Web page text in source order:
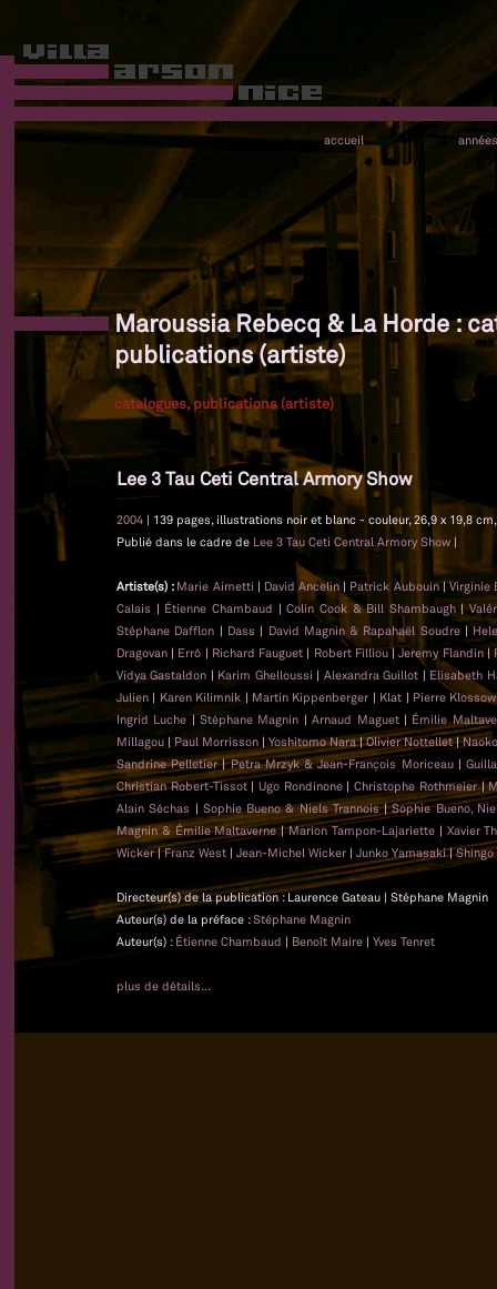
accueil années
Maroussia Rebecq & La Horde :
publications (artiste)
catalogues, publications (artiste)
Lee 3 Tau Ceti Central Armory Show
2004 | 139 pages, illustrations noir et blanc - couleur, 26,9 x 19,8
Publié dans le cadre de Lee 3 Tau Ceti Central Armory Show |
Artiste(s) : Marie Aimetti | David Ancelin| Patrick Aubouin|Virginie
Calais | Étienne Chambaud |Colin Cook & Bill Shambaugh|
Stéphane Dafflon | Dass | David Magnin & Rapahaël Soudre|
Dragovan | Erró | Richard Fauguet | Robert Filliou|Jeremy Flandin|
Vidya Gastaldon | Karim Ghelloussi | Alexandra Guillot | Elisabeth
Julien | Karen Kilimnik | Martin Kippenberger | Klat | Pierre
Ingrid Luche|Stéphane Magnin |Arnaud Maguet| Émilie
Millagou |Paul Morrisson | Yoshitomo Nara|Olivier Nottellet|
Sandrine Pelletier|Petra Mrzyk & Jean-François Moriceau|
Christian Robert-Tissot| Ugo Rondinone|Christophe Rothmeier|
Alain Séchas | Sophie Bueno & Niels Trannois|Sophie Bueno,
Magnin & Émilie Maltaverne|Marion Tampon-Lajariette| Xavier
Wicker|Franz West | Jean-Michel Wicker | Junko Yamasaki|Shingo
Directeur(s) de la publication : Laurence Gateau | Stéphane Magnin
Auteur(s) de la préface :Stéphane Magnin
Auteur(s) : Étienne Chambaud | Benoît Maire | Yves Tenret
plus de détails...